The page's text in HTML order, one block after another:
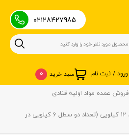
۰۲۱28427985
ورود / ثبت نام سبد خرید 0
فروش عمده مواد اولیه قنادی
خمیر فوندانت کارو karo زرد 12 کیلویی (تعداد دو سطل 6 کیلویی در